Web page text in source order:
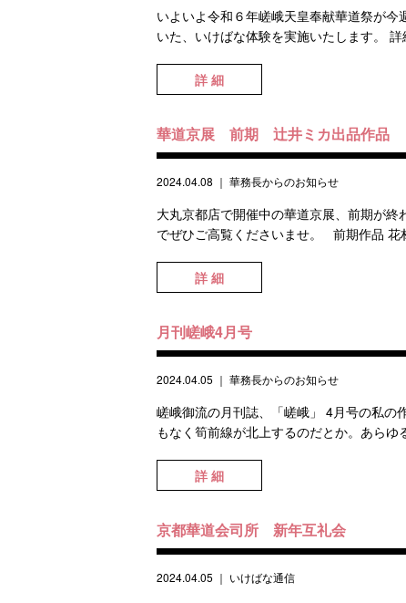
いよいよ令和６年嵯峨天皇奉献華道祭が
いた、いけばな体験を実施いたします。
詳 細
華道京展 前期 辻井ミカ出品作品
2024.04.08 ｜ 華務長からのお知らせ
大丸京都店で開催中の華道京展、前期が
でぜひご高覧くださいませ。 前期作品
詳 細
月刊嵯峨4月号
2024.04.05 ｜ 華務長からのお知らせ
嵯峨御流の月刊誌、「嵯峨」 4月号の私の
もなく筍前線が北上するのだとか。あら
詳 細
京都華道会司所 新年互礼会
2024.04.05 ｜ いけばな通信